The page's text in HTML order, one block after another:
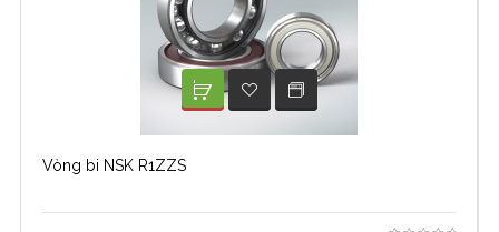
XEM TIẾPADD TO WISHLIST
Vòng bi NSK R1ZZS